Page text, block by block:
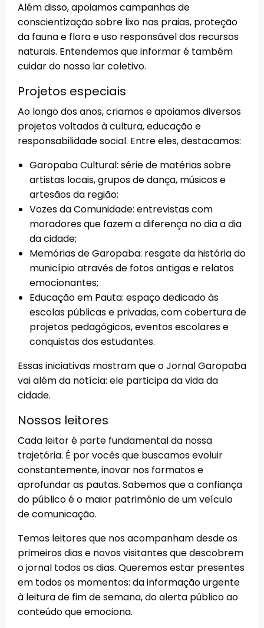
Além disso, apoiamos campanhas de
conscientização sobre lixo nas praias, proteção
da fauna e flora e uso responsável dos recursos
naturais. Entendemos que informar é também
cuidar do nosso lar coletivo.
Projetos especiais
Ao longo dos anos, criamos e apoiamos diversos
projetos voltados à cultura, educação e
responsabilidade social. Entre eles, destacamos:
Garopaba Cultural: série de matérias sobre
artistas locais, grupos de dança, músicos e
artesãos da região;
Vozes da Comunidade: entrevistas com
moradores que fazem a diferença no dia a dia
da cidade;
Memórias de Garopaba: resgate da história do
município através de fotos antigas e relatos
emocionantes;
Educação em Pauta: espaço dedicado às
escolas públicas e privadas, com cobertura de
projetos pedagógicos, eventos escolares e
conquistas dos estudantes.
Essas iniciativas mostram que o Jornal Garopaba
vai além da notícia: ele participa da vida da
cidade.
Nossos leitores
Cada leitor é parte fundamental da nossa
trajetória. É por vocês que buscamos evoluir
constantemente, inovar nos formatos e
aprofundar as pautas. Sabemos que a confiança
do público é o maior patrimônio de um veículo
de comunicação.
Temos leitores que nos acompanham desde os
primeiros dias e novos visitantes que descobrem
o jornal todos os dias. Queremos estar presentes
em todos os momentos: da informação urgente
à leitura de fim de semana, do alerta público ao
conteúdo que emociona.